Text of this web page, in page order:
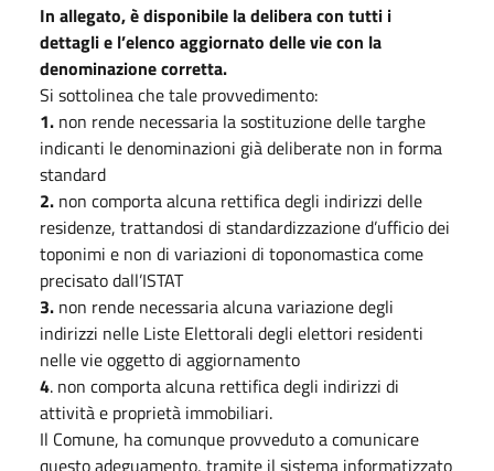
In allegato, è disponibile la delibera con tutti i
dettagli e l’elenco aggiornato delle vie con la
denominazione corretta.
Si sottolinea che tale provvedimento:
1. non rende necessaria la sostituzione delle targhe
indicanti le denominazioni già deliberate non in forma
standard
2. non comporta alcuna rettifica degli indirizzi delle
residenze, trattandosi di standardizzazione d’ufficio dei
toponimi e non di variazioni di toponomastica come
precisato dall’ISTAT
3. non rende necessaria alcuna variazione degli
indirizzi nelle Liste Elettorali degli elettori residenti
nelle vie oggetto di aggiornamento
4. non comporta alcuna rettifica degli indirizzi di
attività e proprietà immobiliari.
Il Comune, ha comunque provveduto a comunicare
questo adeguamento, tramite il sistema informatizzato